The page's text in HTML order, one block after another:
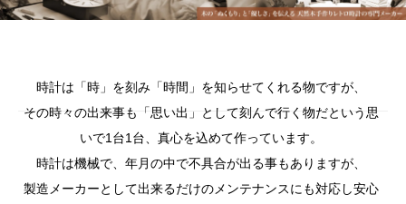
時計は「時」を刻み「時間」を知らせてくれる物ですが、
その時々の出来事も「思い出」として刻んで行く物だという思
いで1台1台、真心を込めて作っています。
時計は機械で、年月の中で不具合が出る事もありますが、
製造メーカーとして出来るだけのメンテナンスにも対応し安心